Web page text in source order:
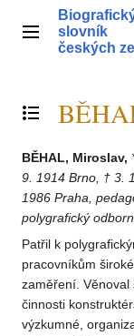
obsahHlavní menu
slovník
českých
Přepnout
BĚHAL, Miroslav,
9. 1914 Brno, † 3.
1986 Praha,
polygrafický
Patřil k
pracovníkům
zaměření. Věnoval
činnosti
výzkumné,